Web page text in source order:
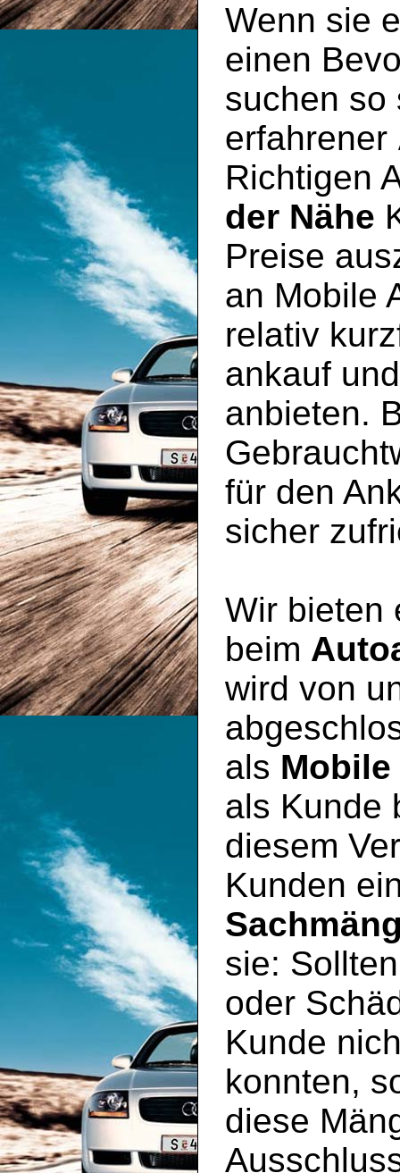
Wenn sie
einen
suchen so
erfahrener
Richtigen
der Nähe
Preise
an Mobile
relativ
ankauf
anbieten.
für den
sicher
Wir bieten
beim
wird von
als
als Kunde
diesem
Kunden
sie:
oder
Kunde
konnten,
diese